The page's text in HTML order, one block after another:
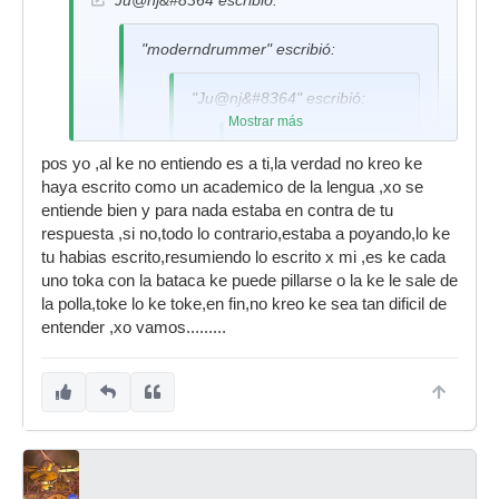
"moderndrummer" escribió:
"Ju@nj&#8364" escribió:
"Black&Dot"
escribió:
Hombre, yo he
usado en cajas el
coated pinstripe y
la verdad es que
según que cajas
suena way, lo he
pearl pree floater
maple de las
Mostrar más
pos yo ,al ke no entiendo es a ti,la verdad no kreo ke
haya escrito como un academico de la lengua ,xo se
entiende bien y para nada estaba en contra de tu
respuesta ,si no,todo lo contrario,estaba a poyando,lo ke
tu habias escrito,resumiendo lo escrito x mi ,es ke cada
uno toka con la bataca ke puede pillarse o la ke le sale de
la polla,toke lo ke toke,en fin,no kreo ke sea tan dificil de
entender ,xo vamos.........